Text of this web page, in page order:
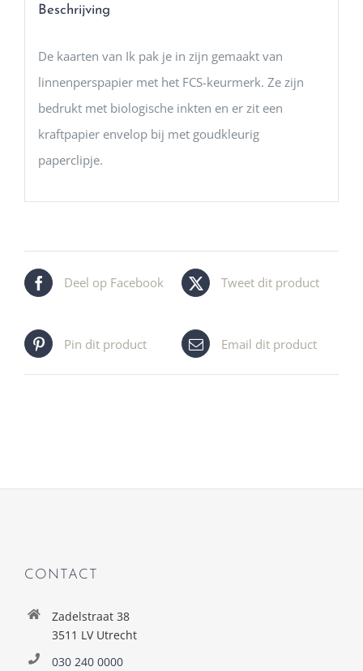
Beschrijving
De kaarten van Ik pak je in zijn gemaakt van
linnenperspapier met het FCS-keurmerk. Ze zijn
bedrukt met biologische inkten en er zit een
kraftpapier envelop bij met goudkleurig
paperclipje.
Deel op Facebook Tweet dit product
Pin dit product Email dit product
CONTACT
Zadelstraat 38
3511 LV Utrecht
030 240 0000